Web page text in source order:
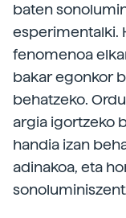
baten
esperimentalki.
fenomenoa
bakar egonkor
behatzeko.
argia igortzeko
handia izan
adinakoa, eta